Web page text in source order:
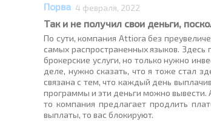
Порва 4 февраля, 2022
Так и не получил свои деньги,
По сути, компания Attiora без
самых распространенных языков. Здесь
брокерские услуги, но только нужно
деле, нужно сказать, что я тоже стал
связана с тем, что каждый день
программы и эти деньги можно вывести.
то компания предлагает продлить
выплаты, то вас блокируют.